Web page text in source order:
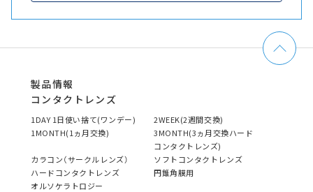
製品情報
コンタクトレンズ
1DAY 1日使い捨て(ワンデー)
2WEEK(2週間交換)
1MONTH(1ヵ月交換)
3MONTH(3ヵ月交換ハード
コンタクトレンズ)
カラコン（サークルレンズ）
ソフトコンタクトレンズ
ハードコンタクトレンズ
円錐角膜用
オルソケラトロジー